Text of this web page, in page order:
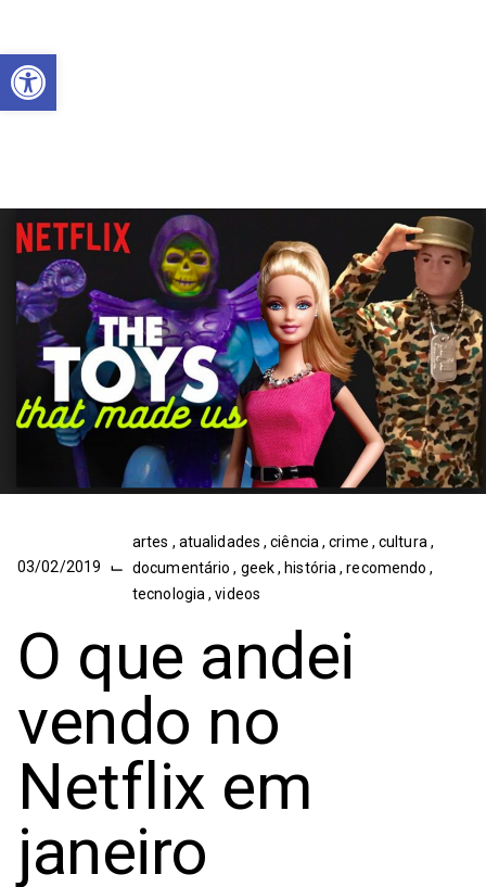
Abrir a barra de ferramentas
03/02/2019 ⌙
artes , atualidades,ciência,crime ,cultura ,
documentário, geek,história,recomendo,
tecnologia,videos
O que andei
vendo no
Netflix em
janeiro